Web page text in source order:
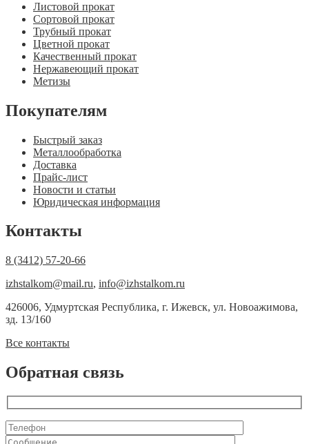
Листовой прокат
Сортовой прокат
Трубный прокат
Цветной прокат
Качественный прокат
Нержавеющий прокат
Метизы
Покупателям
Быстрый заказ
Металлообработка
Доставка
Прайс-лист
Новости и статьи
Юридическая информация
Контакты
8 (3412) 57-20-66
izhstalkom@mail.ru, info@izhstalkom.ru
426006, Удмуртская Республика, г. Ижевск, ул. Новоажимова,
зд. 13/160
Все контакты
Обратная связь